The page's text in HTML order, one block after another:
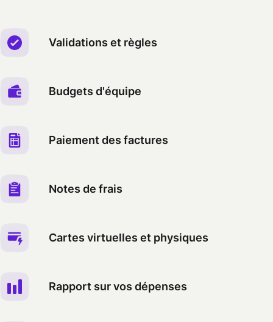
Validations et règles
Budgets d'équipe
Paiement des factures
Notes de frais
Cartes virtuelles et physiques
Rapport sur vos dépenses